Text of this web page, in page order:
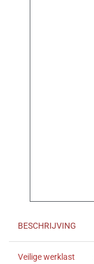
BESCHRIJVING
Veilige werklast